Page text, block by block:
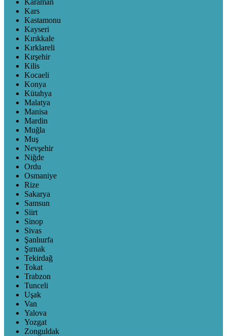
Karaman
Kars
Kastamonu
Kayseri
Kırıkkale
Kırklareli
Kırşehir
Kilis
Kocaeli
Konya
Kütahya
Malatya
Manisa
Mardin
Muğla
Muş
Nevşehir
Niğde
Ordu
Osmaniye
Rize
Sakarya
Samsun
Siirt
Sinop
Sivas
Şanlıurfa
Şırnak
Tekirdağ
Tokat
Trabzon
Tunceli
Uşak
Van
Yalova
Yozgat
Zonguldak